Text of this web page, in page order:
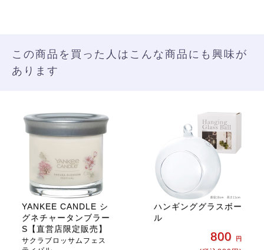
この商品を買った人はこんな商品にも興味が
あります
YANKEE CANDLE シ
グネチャータンブラー
S【直営店限定販売】
サクラブロッサムフェス
ハンギンググラスボー
ル
800 円